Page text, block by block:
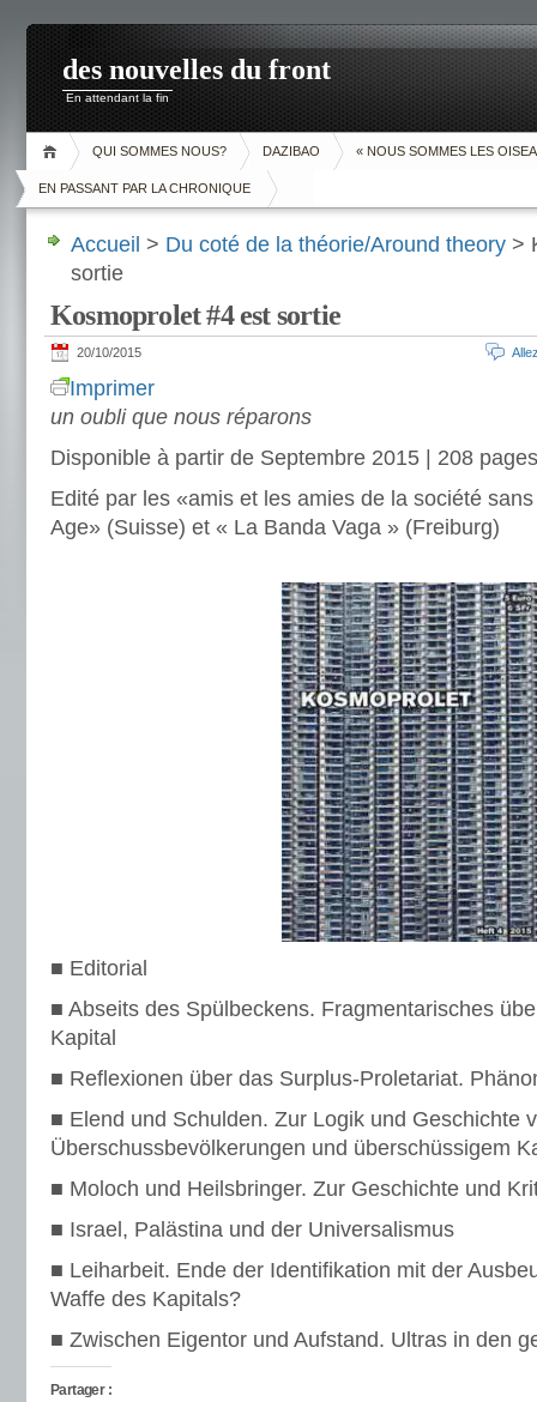
des nouvelles du front
En attendant la fin
QUI SOMMES NOUS? DAZIBAO « NOUS SOMMES LES
EN PASSANT PAR LA CHRONIQUE
Accueil > Du coté de la théorie/Around theory >
sortie
Kosmoprolet #4 est sortie
20/10/2015
Imprimer
un oubli que nous réparons
Disponible à partir de Septembre 2015 | 208
Edité par les «amis et les amies de la société
Age» (Suisse) et « La Banda Vaga » (Freiburg)
■ Editorial
■ Abseits des Spülbeckens. Fragmentarisches
Kapital
■ Reflexionen über das Surplus-Proletariat.
■ Elend und Schulden. Zur Logik und Geschichte
Überschussbevölkerungen und überschüssigem
■ Moloch und Heilsbringer. Zur Geschichte und
■ Israel, Palästina und der Universalismus
■ Leiharbeit. Ende der Identifikation mit der
Waffe des Kapitals?
■ Zwischen Eigentor und Aufstand. Ultras in den
Partager :